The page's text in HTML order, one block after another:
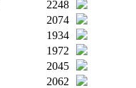
2248
2074
1934
1972
2045
2062